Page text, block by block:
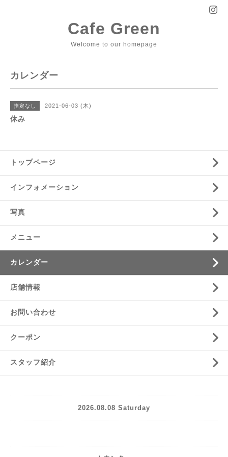
Cafe Green
Welcome to our homepage
カレンダー
指定なし 2021-06-03 (木)
休み
トップページ
インフォメーション
写真
メニュー
カレンダー
店舗情報
お問い合わせ
クーポン
スタッフ紹介
2026.08.08 Saturday